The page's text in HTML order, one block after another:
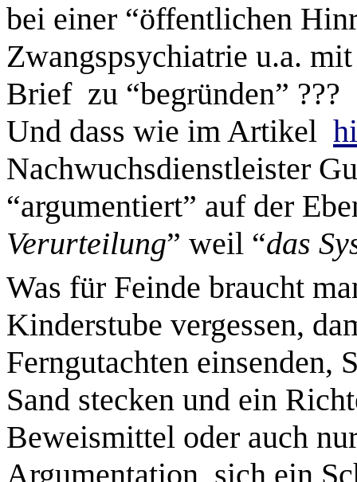
bei einer “öffentlichen
Zwangspsychiatrie u.a.
Brief zu “begründen” ???
Und dass wie im Artikel
Nachwuchsdienstleister
“argumentiert” auf der
Verurteilung” weil “das
Was für Feinde braucht
Kinderstube vergessen,
Ferngutachten einsenden,
Sand stecken und ein
Beweismittel oder auch
Argumentation, sich ein